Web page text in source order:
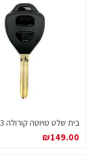
₪149.00